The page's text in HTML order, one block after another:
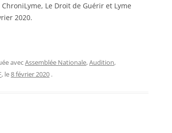
Le Droit de Guérir et Lyme
2020.
avecAssemblée Nationale,Audition,
, le8 février 2020 .